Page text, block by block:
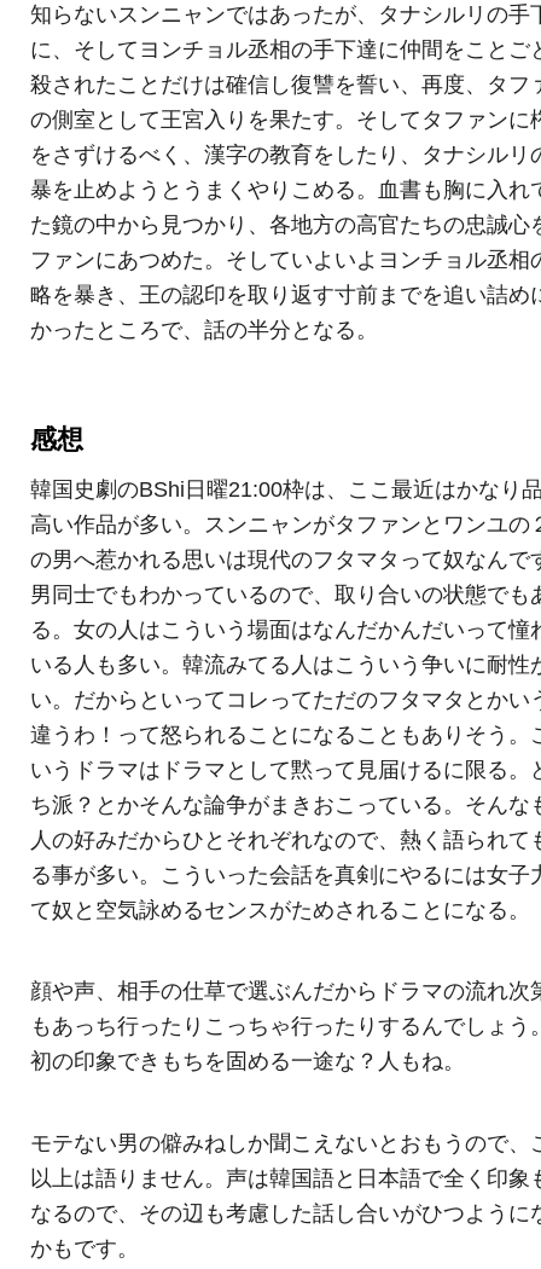
知らないスンニャンではあったが、タナシルリの手
に、そしてヨンチョル丞相の手下達に仲間をことご
殺されたことだけは確信し復讐を誓い、再度、タフ
の側室として王宮入りを果たす。そしてタファンに
をさずけるべく、漢字の教育をしたり、タナシルリ
暴を止めようとうまくやりこめる。血書も胸に入れ
た鏡の中から見つかり、各地方の高官たちの忠誠心
ファンにあつめた。そしていよいよヨンチョル丞相
略を暴き、王の認印を取り返す寸前までを追い詰め
かったところで、話の半分となる。
感想
韓国史劇のBShi日曜21:00枠は、ここ最近はかなり
高い作品が多い。スンニャンがタファンとワンユの
の男へ惹かれる思いは現代のフタマタって奴なんで
男同士でもわかっているので、取り合いの状態でも
る。女の人はこういう場面はなんだかんだいって憧
いる人も多い。韓流みてる人はこういう争いに耐性
い。だからといってコレってただのフタマタとかい
違うわ！って怒られることになることもありそう。
いうドラマはドラマとして黙って見届けるに限る。
ち派？とかそんな論争がまきおこっている。そんな
人の好みだからひとそれぞれなので、熱く語られて
る事が多い。こういった会話を真剣にやるには女子
て奴と空気詠めるセンスがためされることになる。
顔や声、相手の仕草で選ぶんだからドラマの流れ次
もあっち行ったりこっちゃ行ったりするんでしょう
初の印象できもちを固める一途な？人もね。
モテない男の僻みねしか聞こえないとおもうので、
以上は語りません。声は韓国語と日本語で全く印象
なるので、その辺も考慮した話し合いがひつように
かもです。